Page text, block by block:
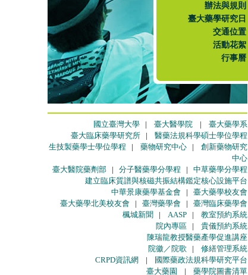
辦法與規則
臺大藥學研究日
交通位置
活動花絮
行事曆
國立臺灣大學| 臺大醫學院| 臺大藥學系
臺大臨床藥學研究所| 醫藥法規科學碩士學位學程
生技製藥學士學位學程 | 藥物研究中心| 創新藥物研究
中心
臺大醫院藥劑部| 分子醫藥學分學程 | 中草藥學分學程
建立臨床質譜與核磁共振結構鑑定核心設施平台
中華景康藥學基金會| 臺大藥學校友會
臺大藥學北美校友會| 臺灣藥學會| 臺灣臨床藥學會
楓城新聞 | AASP| 教室預約系統
院內專區| 貴儀預約系統
陳瑞龍教授醫藥產學促進講座
院徽／院歌 | 修繕管理系統
CRPD資訊網 |
國際藥政法規科學研究平台
臺大藥園 | 藥學院圖書清單